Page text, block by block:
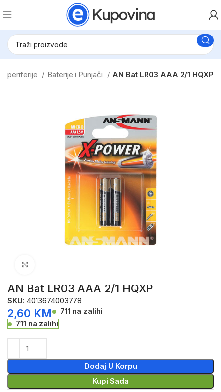
periferije Baterije i Punjači AN Bat LR03 AAA 2/1 HQXP
AN Bat LR03 AAA 2/1 HQXP
SKU:4013674003778
2,60 KM
711 na zalihi
711 na zalihi
Dodaj U Korpu
Kupi Sada